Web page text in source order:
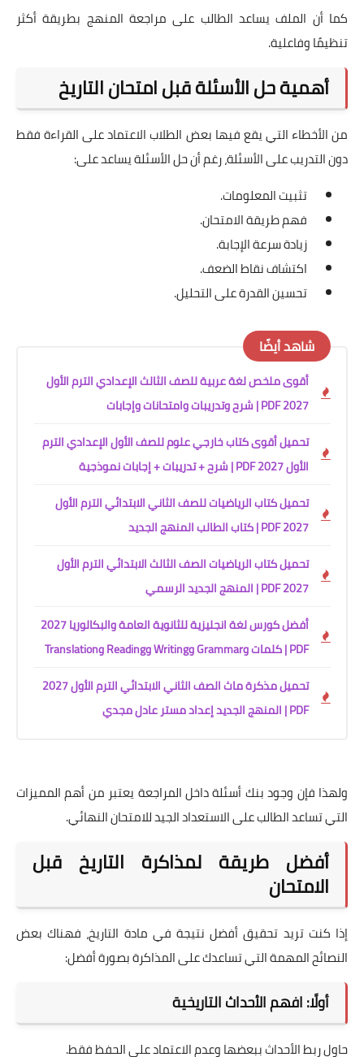
كما أن الملف يساعد الطالب على مراجعة المنهج بطريقة أكثر
تنظيمًا وفاعلية.
أهمية حل الأسئلة قبل امتحان التاريخ
من الأخطاء التي يقع فيها بعض الطلاب الاعتماد على القراءة فقط
دون التدريب على الأسئلة، رغم أن حل الأسئلة يساعد على:
تثبيت المعلومات.
فهم طريقة الامتحان.
زيادة سرعة الإجابة.
اكتشاف نقاط الضعف.
تحسين القدرة على التحليل.
شاهد أيضًا
أقوى ملخص لغة عربية للصف الثالث الإعدادي الترم الأول
2027 PDF | شرح وتدريبات وامتحانات وإجابات
تحميل أقوى كتاب خارجي علوم للصف الأول الإعدادي الترم
الأول 2027 PDF | شرح + تدريبات + إجابات نموذجية
تحميل كتاب الرياضيات للصف الثاني الابتدائي الترم الأول
2027 PDF | كتاب الطالب المنهج الجديد
تحميل كتاب الرياضيات الصف الثالث الابتدائي الترم الأول
2027 PDF | المنهج الجديد الرسمي
أفضل كورس لغة انجليزية للثانوية العامة والبكالوريا 2027
PDF | كلمات وGrammar وWriting وReading وTranslation
تحميل مذكرة ماث الصف الثاني الابتدائي الترم الأول 2027
PDF | المنهج الجديد إعداد مستر عادل مجدي
ولهذا فإن وجود بنك أسئلة داخل المراجعة يعتبر من أهم المميزات
التي تساعد الطالب على الاستعداد الجيد للامتحان النهائي.
أفضل طريقة لمذاكرة التاريخ قبل
الامتحان
إذا كنت تريد تحقيق أفضل نتيجة في مادة التاريخ، فهناك بعض
النصائح المهمة التي تساعدك على المذاكرة بصورة أفضل:
أولًا: افهم الأحداث التاريخية
حاول ربط الأحداث ببعضها وعدم الاعتماد على الحفظ فقط.